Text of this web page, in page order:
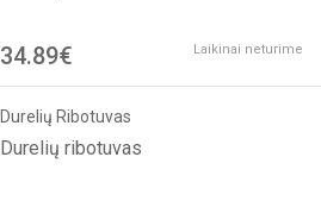
34.89€ Laikinai neturime
Durelių Ribotuvas
Durelių ribotuvas